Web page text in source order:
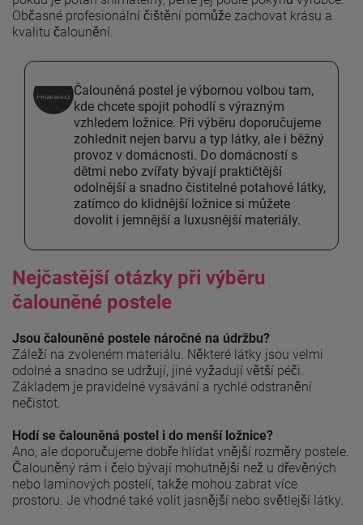
Občasné profesionální čištění pomůže zachovat krásu a
kvalitu čalounění.
Čalouněná postel je výbornou volbou tam,
kde chcete spojit pohodlí s výrazným
vzhledem ložnice. Při výběru doporučujeme
zohlednit nejen barvu a typ látky, ale i běžný
provoz v domácnosti. Do domácností s
dětmi nebo zvířaty bývají praktičtější
odolnější a snadno čistitelné potahové látky,
zatímco do klidnější ložnice si můžete
dovolit i jemnější a luxusnější materiály.
Nejčastější otázky při výběru
čalouněné postele
Jsou čalouněné postele náročné na údržbu?
Záleží na zvoleném materiálu. Některé látky jsou velmi
odolné a snadno se udržují, jiné vyžadují větší péči.
Základem je pravidelné vysávání a rychlé odstranění
nečistot.
Hodí se čalouněná postel i do menší ložnice?
Ano, ale doporučujeme dobře hlídat vnější rozměry postele.
Čalouněný rám i čelo bývají mohutnější než u dřevěných
nebo laminových postelí, takže mohou zabrat více
prostoru. Je vhodné také volit jasnější nebo světlejší látky.